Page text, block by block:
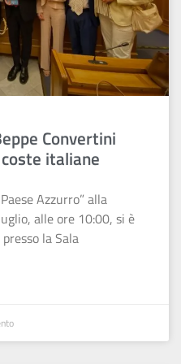
Convertini
italiane
Azzurro” alla
alle ore 10:00, si è
la Sala